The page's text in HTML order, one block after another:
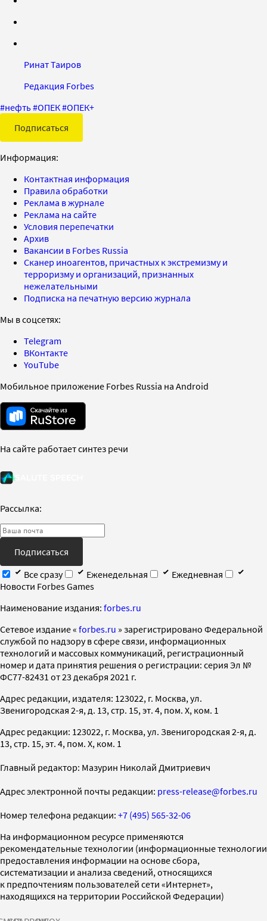
Ринат Таиров
Редакция Forbes
#нефть#ОПЕК#ОПЕК+
Подписаться
Информация:
Контактная информация
Правила обработки
Реклама в журнале
Реклама на сайте
Условия перепечатки
Архив
Вакансии в Forbes Russia
Сканер иноагентов, причастных к экстремизму и
терроризму и организаций, признанных
нежелательными
Подписка на печатную версию журнала
Мы в соцсетях:
Telegram
ВКонтакте
YouTube
Мобильное приложение Forbes Russia на Android
На сайте работает синтез речи
Рассылка:
Подписаться
Все сразу
Еженедельная
Ежедневная
Новости Forbes Games
Наименование издания: forbes.ru
Cетевое издание « forbes.ru » зарегистрировано Федеральной
службой по надзору в сфере связи, информационных
технологий и массовых коммуникаций, регистрационный
номер и дата принятия решения о регистрации: серия Эл №
ФС77-82431 от 23 декабря 2021 г.
Адрес редакции, издателя: 123022, г. Москва, ул.
Звенигородская 2-я, д. 13, стр. 15, эт. 4, пом. X, ком. 1
Адрес редакции: 123022, г. Москва, ул. Звенигородская 2-я, д.
13, стр. 15, эт. 4, пом. X, ком. 1
Главный редактор: Мазурин Николай Дмитриевич
Адрес электронной почты редакции: press-release@forbes.ru
Номер телефона редакции: +7 (495) 565-32-06
На информационном ресурсе применяются
рекомендательные технологии (информационные технологии
предоставления информации на основе сбора,
систематизации и анализа сведений, относящихся
к предпочтениям пользователей сети «Интернет»,
находящихся на территории Российской Федерации)